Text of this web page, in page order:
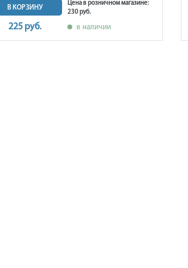
В КОРЗИНУ
225 руб.
Цена в розничном магазине:
230 руб.
в наличии